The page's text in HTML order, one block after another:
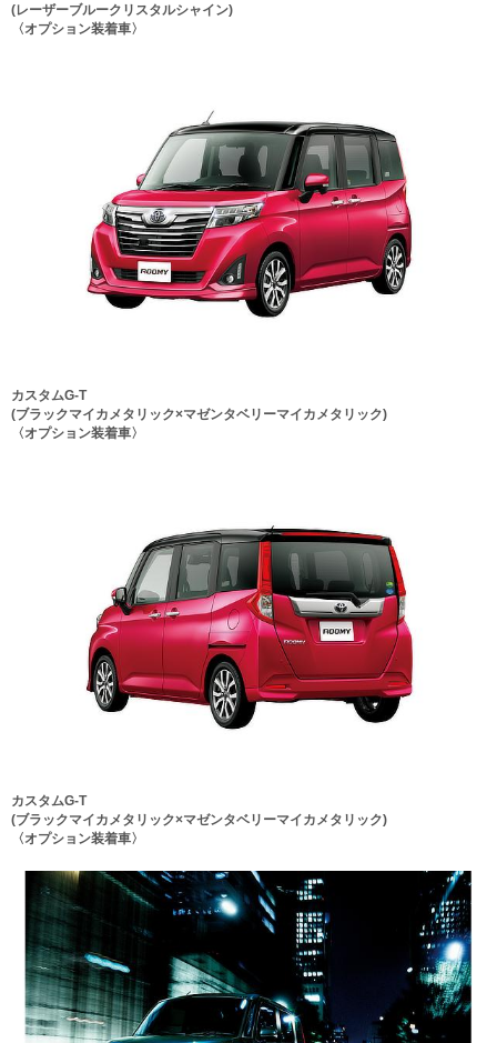
(レーザーブルークリスタルシャイン)
〈オプション装着車〉
カスタムG-T
(ブラックマイカメタリック×マゼンタベリーマイカメタリック)
〈オプション装着車〉
カスタムG-T
(ブラックマイカメタリック×マゼンタベリーマイカメタリック)
〈オプション装着車〉